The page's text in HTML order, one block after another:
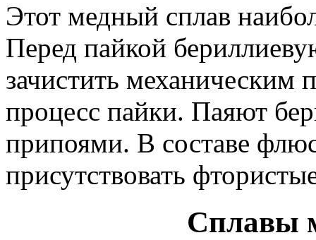
Этот медный сплав
Перед пайкой
зачистить механическим
процесс пайки. Паяют
припоями. В составе
присутствовать
Сплавы